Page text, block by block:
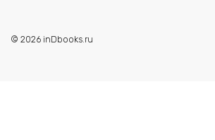
© 2026 inDbooks.ru